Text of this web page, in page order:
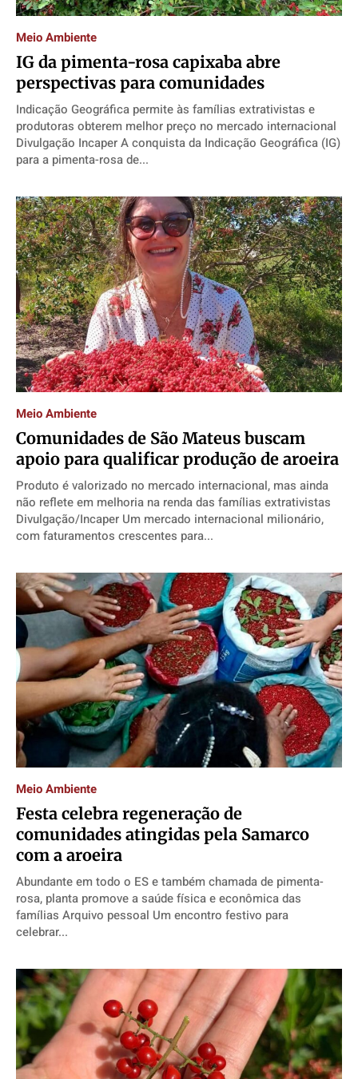
Economia
Colunas
Caetano Roque
Jr Mignone (in memorian)
Wanda Sily
Publicidade Legal
Anuncie
Quem Somos
Expediente
Contato
Anuncie
Termos de Uso
Privacidade
Economia
Colunas
Caetano Roque
Jr Mignone (in memorian)
Wanda Sily
Publicidade Legal
Anuncie
Quem Somos
Expediente
Contato
Anuncie
Termos de Uso
Privacidade
Economia
Colunas
Caetano Roque
Jr Mignone (in memorian)
Wanda Sily
Publicidade Legal
Anuncie
Quem Somos
Expediente
Contato
Anuncie
Termos de Uso
Privacidade
Economia
Colunas
Caetano Roque
Jr Mignone (in memorian)
Wanda Sily
Publicidade Legal
Anuncie
Quem Somos
Expediente
Contato
Anuncie
Termos de Uso
Privacidade
Meio Ambiente
IG da pimenta-rosa capixaba abre
perspectivas para comunidades
Indicação Geográfica permite às famílias extrativistas e
produtoras obterem melhor preço no mercado internacional
Divulgação Incaper A conquista da Indicação Geográfica (IG)
para a pimenta-rosa de...
Meio Ambiente
Comunidades de São Mateus buscam
apoio para qualificar produção de aroeira
Produto é valorizado no mercado internacional, mas ainda
não reflete em melhoria na renda das famílias extrativistas
Divulgação/Incaper Um mercado internacional milionário,
com faturamentos crescentes para...
Meio Ambiente
Festa celebra regeneração de
comunidades atingidas pela Samarco
com a aroeira
Abundante em todo o ES e também chamada de pimenta-
rosa, planta promove a saúde física e econômica das
famílias Arquivo pessoal Um encontro festivo para
celebrar...